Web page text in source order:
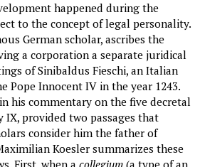
happened during the
to the concept of legal personality.
German scholar, ascribes the
a corporation a separate juridical
of Sinibaldus Fieschi, an Italian
Pope Innocent IV in the year 1243.
his commentary on the five decretal
IX, provided two passages that
consider him the father of
Koesler summarizes these